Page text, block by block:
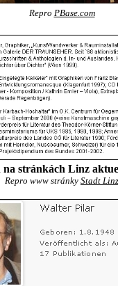
Repro PBase.com
na stránkách Linz
Repro www stránky Stadt Linz